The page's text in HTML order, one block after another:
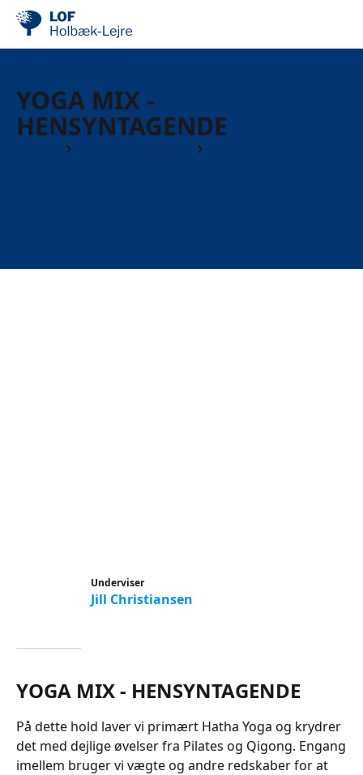
YOGA MIX -
HENSYNTAGENDE
Underviser
Jill Christiansen
YOGA MIX - HENSYNTAGENDE
På dette hold laver vi primært Hatha Yoga og krydrer
det med dejlige øvelser fra Pilates og Qigong. Engang
imellem bruger vi vægte og andre redskaber for at